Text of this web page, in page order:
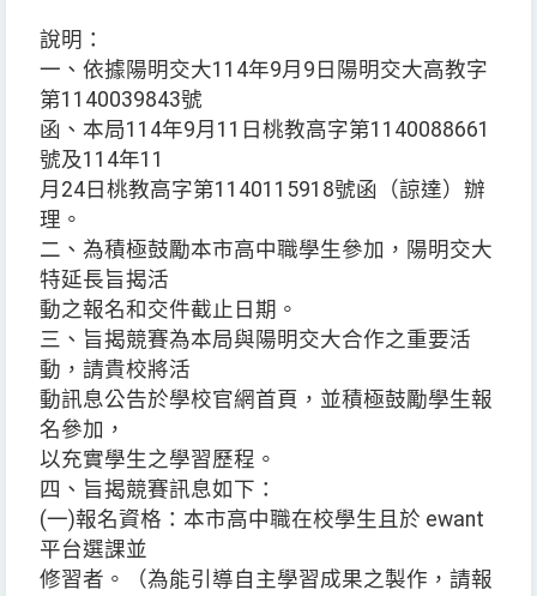
說明：
一、依據陽明交大114年9月9日陽明交大高教字
第1140039843號
函、本局114年9月11日桃教高字第1140088661
號及114年11
月24日桃教高字第1140115918號函（諒達）辦
理。
二、為積極鼓勵本市高中職學生參加，陽明交大
特延長旨揭活
動之報名和交件截止日期。
三、旨揭競賽為本局與陽明交大合作之重要活
動，請貴校將活
動訊息公告於學校官網首頁，並積極鼓勵學生報
名參加，
以充實學生之學習歷程。
四、旨揭競賽訊息如下：
(一)報名資格：本市高中職在校學生且於 ewant
平台選課並
修習者。（為能引導自主學習成果之製作，請報